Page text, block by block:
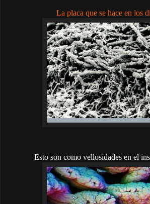
La placa que se hace en los
Esto son como vellosidades en el